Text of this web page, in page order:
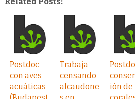
Postdoc
con aves
acuáticas
Trabaja
censando
alcaudone
ión de